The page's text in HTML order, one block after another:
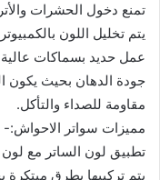
تمنع دخول الحشرات
يتم تخليل اللون
عمل حديد بسماكات
جودة الدهان بحيث يكون
مقاومة للصداء والتأكل.
مميزات سواتر الاحواش:-
تطبيق لون الساتر مع لون
يتم تركيبها بطرق